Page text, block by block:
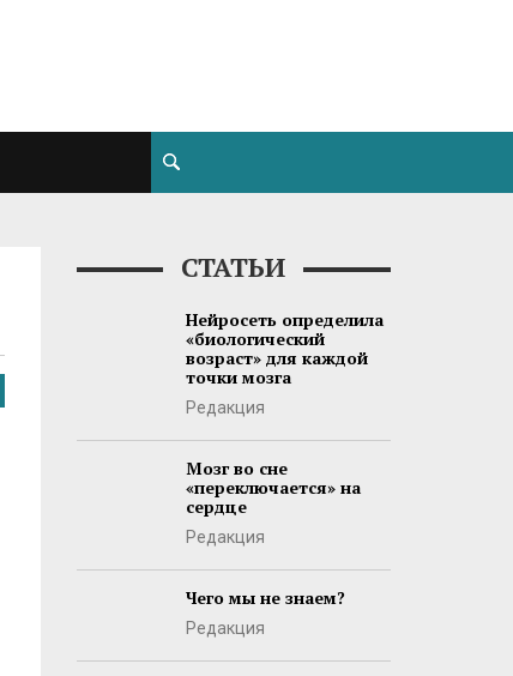
СТАТЬИ
Нейросеть определила
«биологический
возраст» для каждой
точки мозга
Редакция
Мозг во сне
«переключается» на
сердце
Редакция
Чего мы не знаем?
Редакция